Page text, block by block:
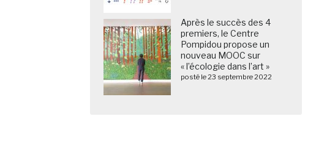
Après le succès des 4
premiers, le Centre
Pompidou propose un
nouveau MOOC sur
« l’écologie dans l’art »
posté le 23 septembre 2022